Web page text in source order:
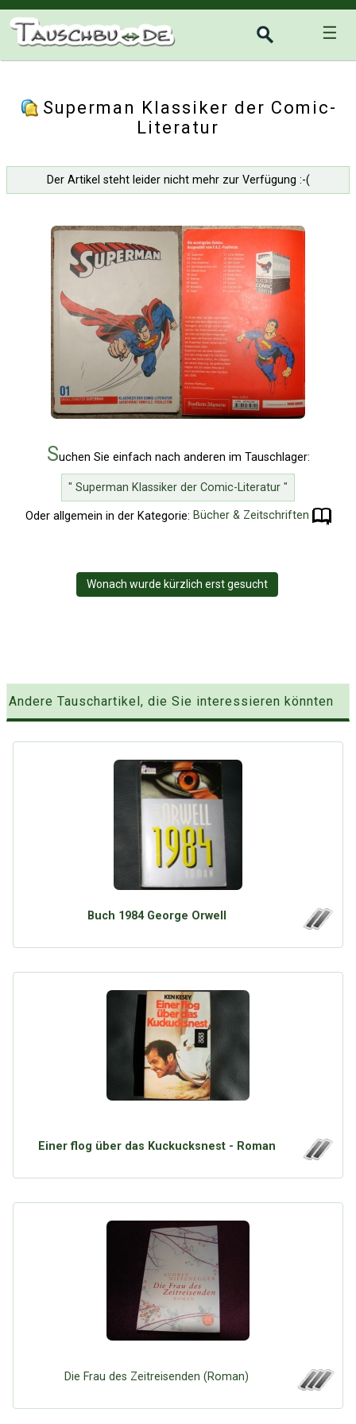
☰
Superman Klassiker der Comic-
Literatur
Der Artikel steht leider nicht mehr zur Verfügung :-(
Suchen Sie einfach nach anderen im Tauschlager:
" Superman Klassiker der Comic-Literatur "
Oder allgemein in der Kategorie: Bücher & Zeitschriften
Wonach wurde kürzlich erst gesucht
Andere Tauschartikel, die Sie interessieren könnten
Buch 1984 George Orwell
Einer flog über das Kuckucksnest - Roman
Die Frau des Zeitreisenden (Roman)